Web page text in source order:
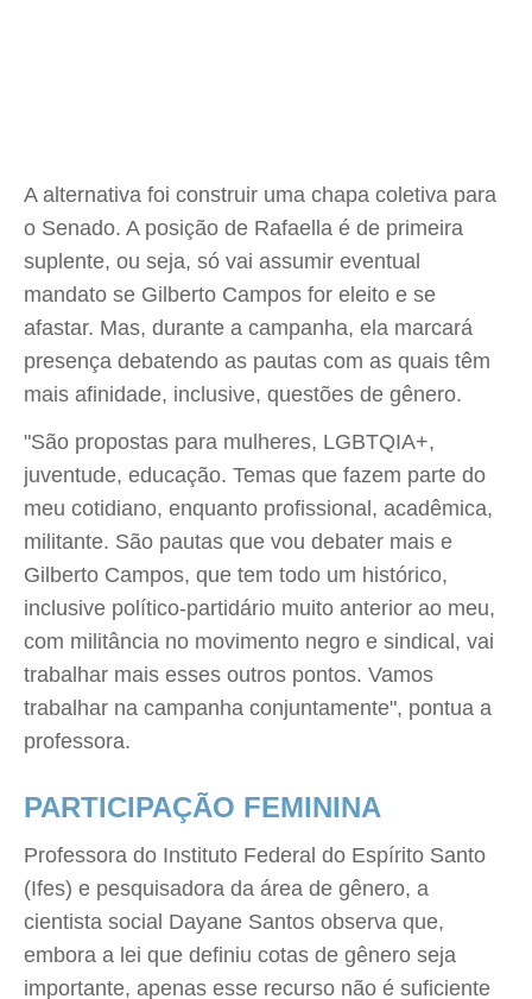
A alternativa foi construir uma chapa coletiva para
o Senado. A posição de Rafaella é de primeira
suplente, ou seja, só vai assumir eventual
mandato se Gilberto Campos for eleito e se
afastar. Mas, durante a campanha, ela marcará
presença debatendo as pautas com as quais têm
mais afinidade, inclusive, questões de gênero.
"São propostas para mulheres, LGBTQIA+,
juventude, educação. Temas que fazem parte do
meu cotidiano, enquanto profissional, acadêmica,
militante. São pautas que vou debater mais e
Gilberto Campos, que tem todo um histórico,
inclusive político-partidário muito anterior ao meu,
com militância no movimento negro e sindical, vai
trabalhar mais esses outros pontos. Vamos
trabalhar na campanha conjuntamente", pontua a
professora.
PARTICIPAÇÃO FEMININA
Professora do Instituto Federal do Espírito Santo
(Ifes) e pesquisadora da área de gênero, a
cientista social Dayane Santos observa que,
embora a lei que definiu cotas de gênero seja
importante, apenas esse recurso não é suficiente